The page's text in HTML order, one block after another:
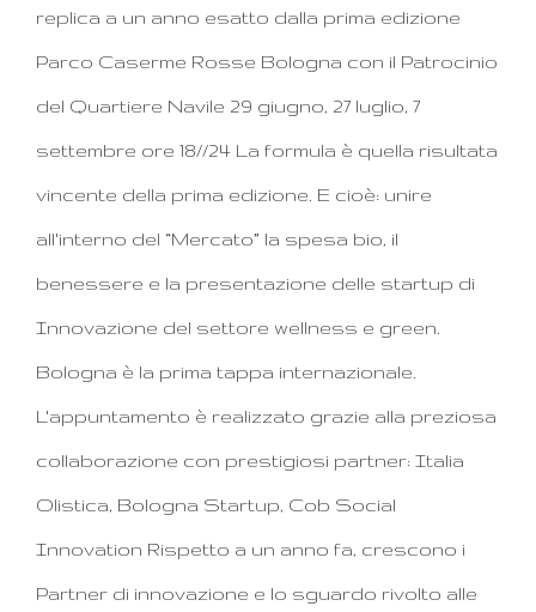
replica a un anno esatto dalla prima edizione
Parco Caserme Rosse Bologna con il Patrocinio
del Quartiere Navile 29 giugno, 27 luglio, 7
settembre ore 18//24 La formula è quella risultata
vincente della prima edizione. E cioè: unire
all'interno del “Mercato” la spesa bio, il
benessere e la presentazione delle startup di
Innovazione del settore wellness e green.
Bologna è la prima tappa internazionale.
L'appuntamento è realizzato grazie alla preziosa
collaborazione con prestigiosi partner: Italia
Olistica, Bologna Startup, Cob Social
Innovation Rispetto a un anno fa, crescono i
Partner di innovazione e lo sguardo rivolto alle